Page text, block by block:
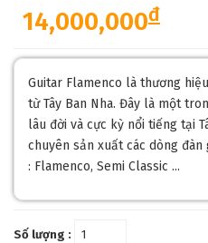
14,000,000đ
Guitar Flamenco là thương
từ Tây Ban Nha. Đây là một
lâu đời và cực kỳ nổi tiếng tại
chuyên sản xuất các dòng
: Flamenco, Semi Classic ...
Số lượng :